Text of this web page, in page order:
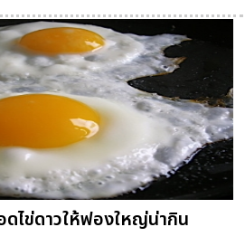
ดไข่ดาวให้ฟองใหญ่น่ากิน